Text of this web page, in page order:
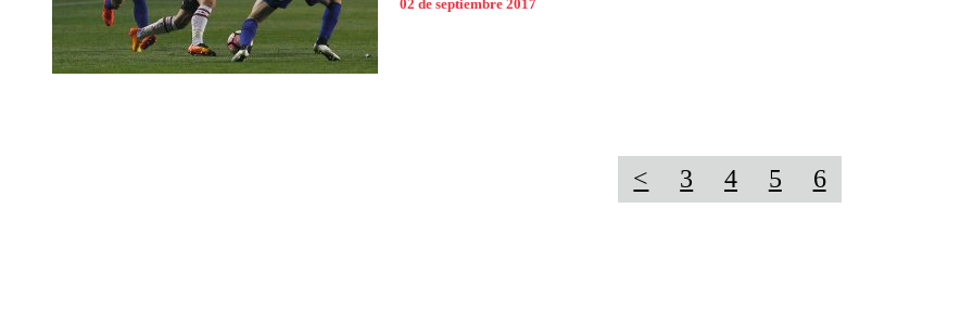
02 de septiembre 2017
< 3 4 5 6